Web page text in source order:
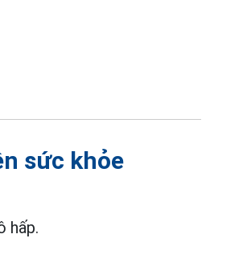
sức khỏe
hấp.